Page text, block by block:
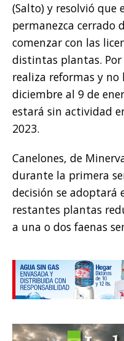
(Salto) y resolvió que
permanezca cerrado
comenzar con las
distintas plantas. Por
realiza reformas y no
diciembre al 9 de
estará sin actividad
2023.
Canelones, de
durante la primera
decisión se adoptará
restantes plantas
a una o dos faenas